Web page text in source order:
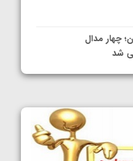
چهار مدال
شد